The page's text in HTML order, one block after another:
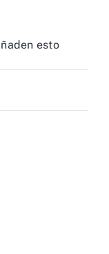
esto